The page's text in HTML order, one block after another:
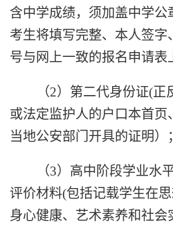
含中学成绩，须加盖中学公
考生将填写完整、本人签
号与网上一致的报名申请表
（2）第二代身份证(
或法定监护人的户口本首
当地公安部门开具的证明）；
（3）高中阶段学业水
评价材料(包括记载学生在思
身心健康、艺术素养和社